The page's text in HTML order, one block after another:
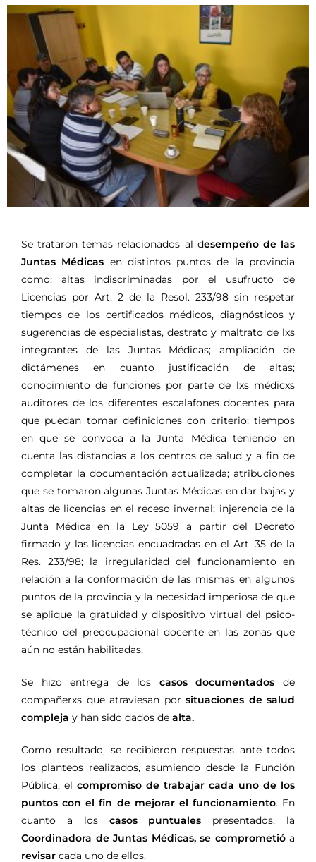
Setrataron temas relacionados al desempeño de las
Juntas Médicas en distintos puntos de la provincia
como:altas indiscriminadas por el usufructo de
Licencias por Art. 2 de la Resol. 233/98 sin respetar
tiempos de los certificados médicos, diagnósticos y
sugerencias de especialistas, destrato y maltrato de lxs
integrantes de las Juntas Médicas; ampliación de
dictámenes en cuanto justificación de altas;
conocimiento de funciones por parte de lxs médicxs
auditores de los diferentes escalafones docentes para
que puedan tomar definiciones con criterio; tiempos
en que se convoca a la Junta Médica teniendo en
cuenta las distancias a los centros de salud y a fin de
completar la documentación actualizada; atribuciones
que se tomaron algunas Juntas Médicas en dar bajas y
altas de licencias en el receso invernal; injerencia de la
Junta Médica en la Ley 5059 a partir del Decreto
firmado y las licencias encuadradas en el Art. 35 de la
Res. 233/98; la irregularidad del funcionamiento en
relación a la conformación de las mismas en algunos
puntos de la provincia y la necesidad imperiosa de que
se aplique la gratuidad y dispositivo virtual del psico-
técnico del preocupacional docente en las zonas que
aún no están habilitadas.
Se hizo entrega de los casos documentados de
compañerxs que atraviesan por situaciones de salud
compleja y han sido dados de alta.
Como resultado, se recibieron respuestas ante todos
los planteos realizados, asumiendo desde la Función
Pública, el compromiso de trabajar cada uno de los
puntos con el fin de mejorar el funcionamiento. En
cuanto a los casos puntuales presentados, la
Coordinadora de Juntas Médicas, se comprometió a
revisar cada uno de ellos.